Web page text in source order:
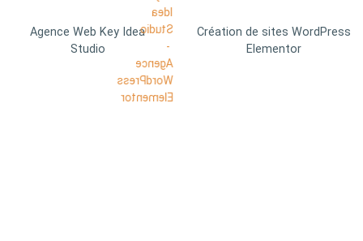
Agence Web Key Idea
Studio
Création de sites WordPress
Elementor